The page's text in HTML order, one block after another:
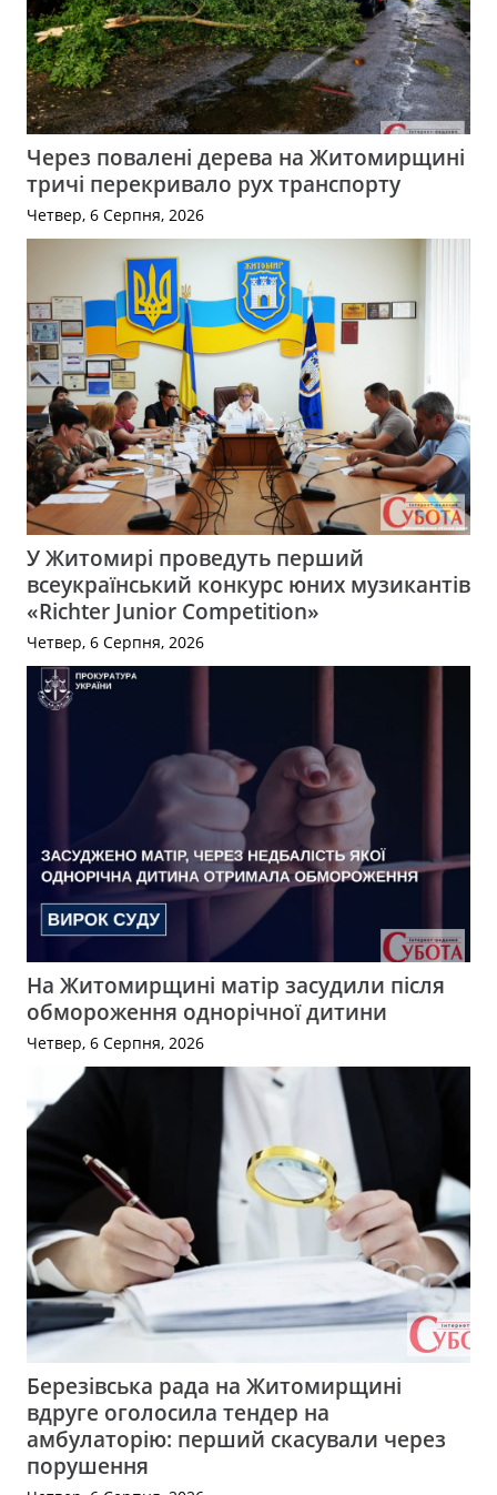
Через повалені дерева на Житомирщині
тричі перекривало рух транспорту
Четвер, 6 Серпня, 2026
У Житомирі проведуть перший
всеукраїнський конкурс юних музикантів
«Richter Junior Competition»
Четвер, 6 Серпня, 2026
На Житомирщині матір засудили після
обмороження однорічної дитини
Четвер, 6 Серпня, 2026
Березівська рада на Житомирщині
вдруге оголосила тендер на
амбулаторію: перший скасували через
порушення